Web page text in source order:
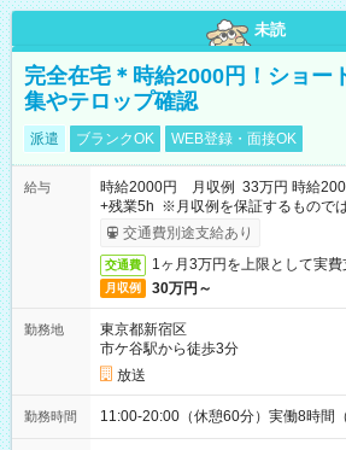
未読
完全在宅＊時給2000円！ショー
集やテロップ確認
派遣 ブランクOK WEB登録・面接OK
給与
時給2000円 月収例 33万円 時給
+残業5h ※月収例を保証するもので
取りサービス利用可（利用条件有）
交通費別途支給あり
交通費 1ヶ月3万円を上限として実費
月収例 30万円～
勤務地
東京都新宿区
市ケ谷駅から徒歩3分
放送
勤務時間 11:00-20:00（休憩60分）実働8時間